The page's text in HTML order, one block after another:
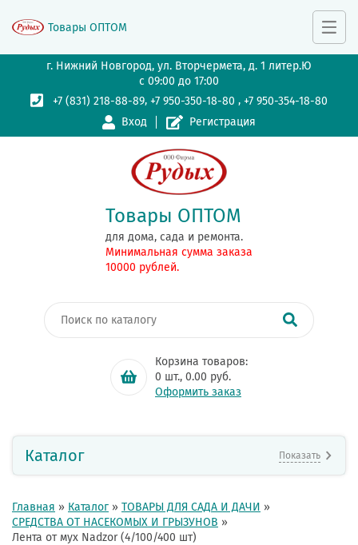
г. Нижний Новгород, ул. Вторчермета, д. 1 литер.Ю
с 09:00 до 17:00
+7 (831) 218-88-89,+7 950-350-18-80 ,+7 950-354-18-80
Вход
Регистрация
Товары ОПТОМ
для дома, сада и ремонта.
Минимальная сумма заказа
10000 рублей.
Корзина товаров:
0 шт., 0.00 руб.
Оформить заказ
Товары ОПТОМ
Каталог Показать
Главная » Каталог » ТОВАРЫ ДЛЯ САДА И ДАЧИ »
СРЕДСТВА ОТ НАСЕКОМЫХ И ГРЫЗУНОВ »
Лента от мух Nadzor (4/100/400 шт)